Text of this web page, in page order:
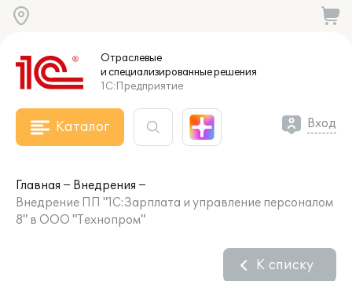
Отраслевые
и специализированныерешения
1С:Предприятие
Каталог Вход
Главная
Внедрения
Внедрение ПП "1С:Зарплата и управление персоналом
8" в ООО "Технопром"
К списку